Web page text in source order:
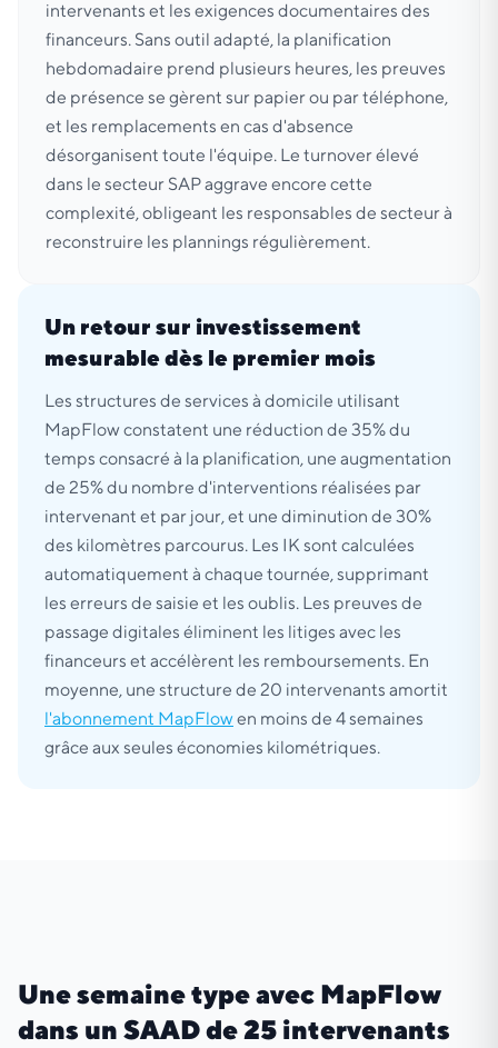
intervenants et les exigences documentaires des
financeurs. Sans outil adapté, la planification
hebdomadaire prend plusieurs heures, les preuves
de présence se gèrent sur papier ou par téléphone,
et les remplacements en cas d'absence
désorganisent toute l'équipe. Le turnover élevé
dans le secteur SAP aggrave encore cette
complexité, obligeant les responsables de secteur à
reconstruire les plannings régulièrement.
Un retour sur investissement
mesurable dès le premier mois
Les structures de services à domicile utilisant
MapFlow constatent une réduction de 35% du
temps consacré à la planification, une augmentation
de 25% du nombre d'interventions réalisées par
intervenant et par jour, et une diminution de 30%
des kilomètres parcourus. Les IK sont calculées
automatiquement à chaque tournée, supprimant
les erreurs de saisie et les oublis. Les preuves de
passage digitales éliminent les litiges avec les
financeurs et accélèrent les remboursements. En
moyenne, une structure de 20 intervenants amortit
l'abonnement MapFlowen moins de 4 semaines
grâce aux seules économies kilométriques.
Une semaine type avec MapFlow
dans un SAAD de 25 intervenants